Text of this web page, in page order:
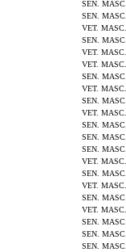
SEN. MASC.
SEN. MASC.
VET. MASC.
SEN. MASC.
VET. MASC.
VET. MASC.
SEN. MASC.
VET. MASC.
SEN. MASC.
VET. MASC.
SEN. MASC.
SEN. MASC.
SEN. MASC.
VET. MASC.
SEN. MASC.
VET. MASC.
SEN. MASC.
VET. MASC.
SEN. MASC.
SEN. MASC.
SEN. MASC.